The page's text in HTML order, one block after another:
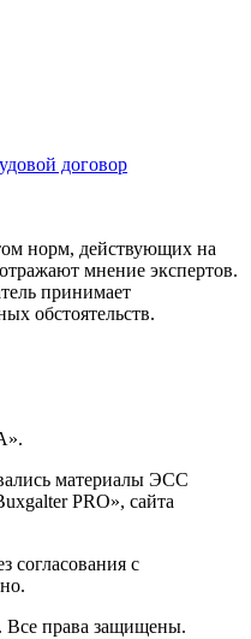
договор
норм, действующих на
мнение экспертов.
принимает
обстоятельств.
материалы ЭСС
PRO», сайта
согласования с
права защищены.